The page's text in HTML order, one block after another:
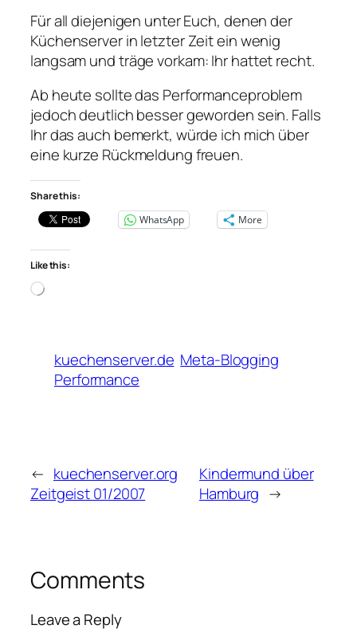
Für all diejenigen unter Euch, denen der
Küchenserver in letzter Zeit ein wenig
langsam und träge vorkam: Ihr hattet recht.
Ab heute sollte das Performanceproblem
jedoch deutlich besser geworden sein. Falls
Ihr das auch bemerkt, würde ich mich über
eine kurze Rückmeldung freuen.
Share this:
WhatsApp
More
Like this:
Loading…
kuechenserver.de Meta-Blogging
Performance
← kuechenserver.org
Zeitgeist 01/2007
Kindermund über
Hamburg →
Comments
Leave a Reply